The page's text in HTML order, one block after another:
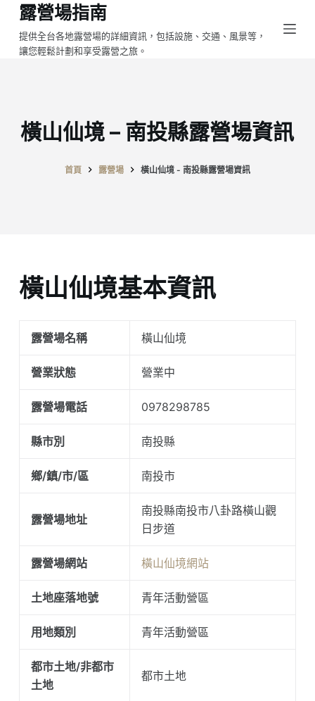
跳
至
主
露營場指南
提供全台各地露營場的詳細資訊，包括設施、交通、風景等，
讓您輕鬆計劃和享受露營之旅。
橫山仙境 – 南投縣露營場資訊
首頁 露營場 橫山仙境 - 南投縣露營場資訊
橫山仙境基本資訊
露營場名稱 橫山仙境
營業狀態 營業中
露營場電話 0978298785
縣市別 南投縣
鄉/鎮/市/區 南投市
露營場地址
南投縣南投市八卦路橫山觀
日步道
露營場網站 橫山仙境網站
土地座落地號 青年活動營區
用地類別 青年活動營區
都市土地/非都市
土地
都市土地